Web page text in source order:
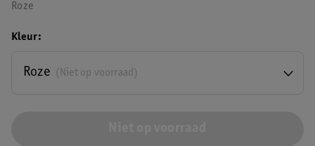
Roze
Kleur
(Niet op voorraad)
Roze